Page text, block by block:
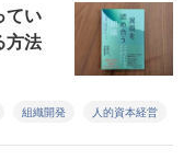
てい
方法
組織開発 人的資本経営